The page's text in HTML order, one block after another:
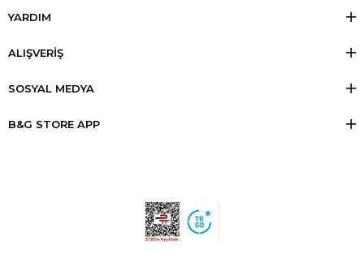
YARDIM
ALIŞVERİŞ
SOSYAL MEDYA
B&G STORE APP